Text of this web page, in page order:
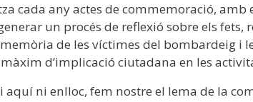
cada any actes de commemoració, amb
un procés de reflexió sobre els fets,
de les víctimes del bombardeig i
d’implicació ciutadana en les
ni enlloc, fem nostre el lema de la